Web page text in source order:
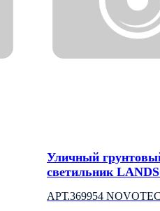
Уличный
светильник
АРТ.369954